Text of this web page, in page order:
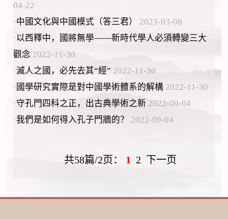
04-22
·中國文化與中國模式（答三君）
2023-03-08
·以西釋中，國將無學——新時代學人必須轉變三大
觀念 2022-11-30
·滅人之國，必先去其“經” 2022-11-30
· 國學研究實際是對中國學術體系的解構 2022-11-30
·守孔門四科之正，出古典學術之新 2022-09-04
·我們是如何得入孔子門牆的？ 2022-09-04
共58篇/2页： 1 2 下一页